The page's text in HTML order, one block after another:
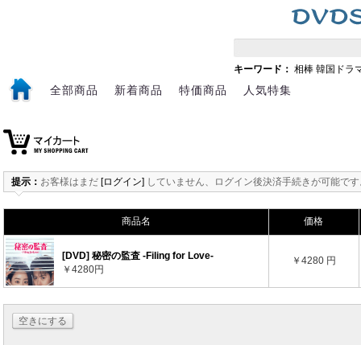
キーワード： 相棒 韓国ドラ
全部商品 新着商品 特価商品 人気特集
提示： お客様はまだ [ログイン] していません、ログイン後決済手続きが可能で
商品名 価格
[DVD] 秘密の監査 -Filing for Love-
￥4280円
￥4280 円
空きにする